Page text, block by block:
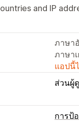
and IP
ภาษา
ภาษา
แอปนี้
ส่วนผู้
การป้